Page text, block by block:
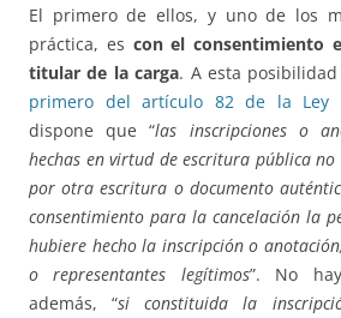
El primero de ellos, y uno de los
práctica, es con el consentimiento
titular de la carga. A esta
primero del artículo 82 de la Ley
dispone que “las inscripciones o
hechas en virtud de escritura pública
por otra escritura o documento
consentimiento para la cancelación la
hubiere hecho la inscripción o
o representantes legítimos”. No
además, “si constituida la